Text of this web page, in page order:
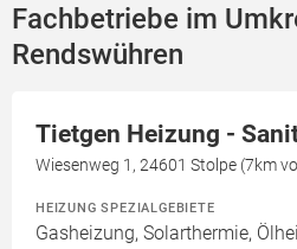
Fachbetriebe im
Rendswühren
Tietgen Heizung -
Wiesenweg 1, 24601 Stolpe (7km
HEIZUNG SPEZIALGEBIETE
Gasheizung, Solarthermie,